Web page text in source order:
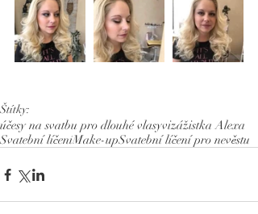
Štítky:
účesy na svatbu pro dlouhé vlasyvizážistka Alexa
Svatební líčeníMake-upSvatební líčení pro nevěstu